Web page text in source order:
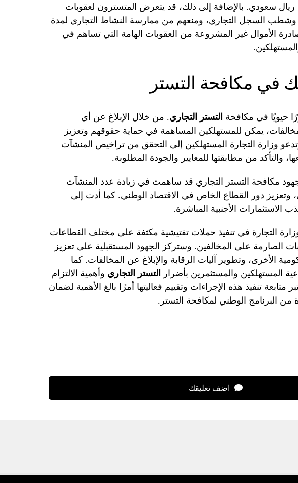
سعودي. بالإضافة إلى ذلك، قد يتعرض المتسترون لعقوبات
وشطب السجل التجاري، ومنعهم من ممارسة النشاط التجاري لمدة
الأموال غير المشروعة من العقوبات الهامة التي تساهم في
في مكافحة التستر
حيويًا في مكافحة التستر التجاري. من خلال الإبلاغ عن أي
يمكن للمستهلكين المساهمة في حماية حقوقهم وتعزيز
وزارة التجارة المستهلكين إلى التحقق من تراخيص المنشآت
والتأكد من مطابقتها للمعايير والجودة المطلوبة.
جهود مكافحة التستر التجاري قد ساهمت في زيادة عدد المنشآت
دور القطاع الخاص في الاقتصاد الوطني. كما أدت إلى
الاستثمارات الأجنبية المباشرة.
التجارة في تنفيذ حملات تفتيشية مكثفة على مختلف القطاعات
الصارمة على المخالفين. وستركز الجهود المستقبلية على تعزيز
الأخرى، وتطوير آليات الرقابة والإبلاغ عن المخالفات. كما
المستهلكين والمستثمرين بأضرار
التستر التجاري وأهمية الالتزام
متابعة تنفيذ هذه الإجراءات وتقييم فعاليتها أمرًا بالغ الأهمية لضمان
من البرنامج الوطني لمكافحة التستر.
اضف تعليقك